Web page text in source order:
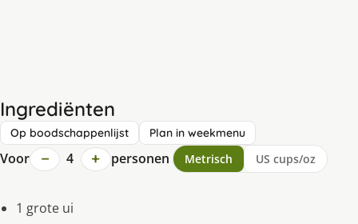
Ingrediënten
Op boodschappenlijst Plan in weekmenu
Voor − 4 + personen Metrisch US cups/oz
1 grote ui